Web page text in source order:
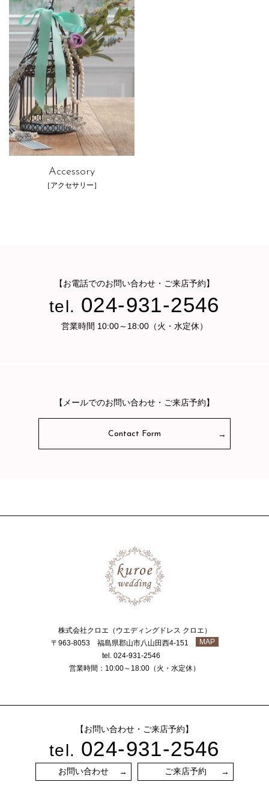
Accessory
［アクセサリー］
【お電話でのお問い合わせ・ご来店予約】
tel. 024-931-2546
営業時間 10:00～18:00（火・水定休）
【メールでのお問い合わせ・ご来店予約】
Contact Form
株式会社クロエ（ウエディングドレス クロエ）
〒963-8053 福島県郡山市八山田西4-151
MAP
tel. 024-931-2546
営業時間：10:00～18:00（火・水定休）
【お問い合わせ・ご来店予約】
tel. 024-931-2546
お問い合わせ ご来店予約